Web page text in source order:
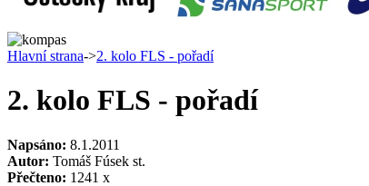
Hlavní strana->2. kolo FLS - pořadí
2. kolo FLS - pořadí
Napsáno: 8.1.2011
Autor: Tomáš Fúsek st.
Přečteno: 1241 x